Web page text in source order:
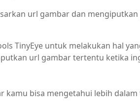
url gambar dan
TinyEye untuk melakukan hal
url gambar tertentu ketika
kamu bisa mengetahui lebih